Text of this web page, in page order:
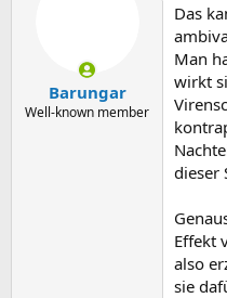
Barungar
Well-known member
Das
Man
wirkt
dieser
Effekt
also
sie